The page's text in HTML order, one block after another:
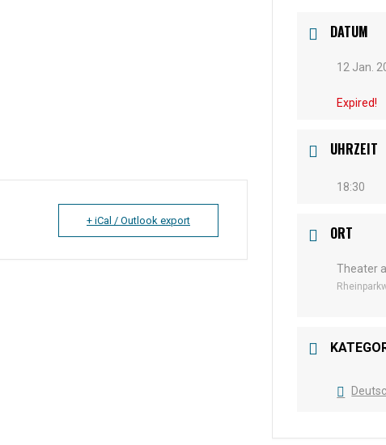
+ iCal / Outlook export
DATUM
12 Jan.
Expired!
UHRZEIT
18:30
ORT
Theater